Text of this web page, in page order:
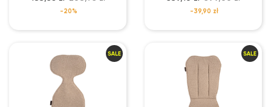
-20% -39,90 zł